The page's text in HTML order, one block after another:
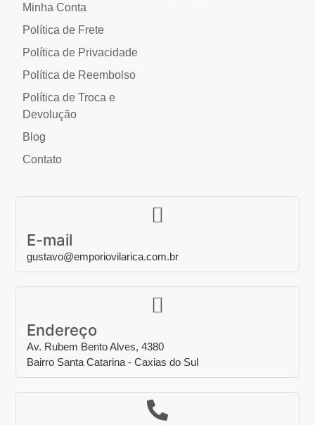
Minha Conta
Política de Frete
Política de Privacidade
Política de Reembolso
Política de Troca e
Devolução
Blog
Contato
E-mail
gustavo@emporiovilarica.com.br
Endereço
Av. Rubem Bento Alves, 4380
Bairro Santa Catarina - Caxias do Sul